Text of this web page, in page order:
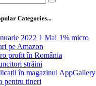
Categories...
2022 1 Mai 1% micro
pe Amazon
profit în România
străini
în magazinul AppGallery
pentru tineri